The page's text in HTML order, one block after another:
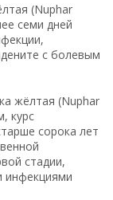
(Nuphar
семи дней
с болевым
жёлтая (Nuphar
курс
сорока лет
стадии,
инфекциями